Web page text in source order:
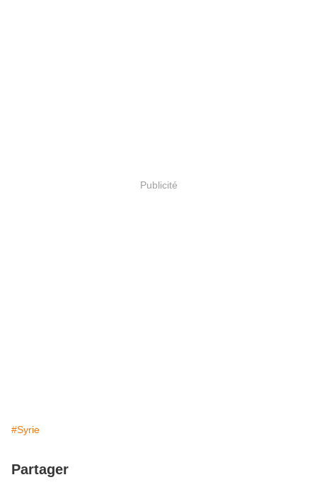
Publicité
#Syrie
Partager